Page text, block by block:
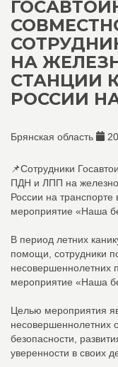
НА
СТАНЦИИ
РОССИИ
Брянская область
📌Сотрудники
ПДН и ЛПП на
России на
мероприятие «Наша
В период летних
помощи, сотрудники
несовершеннолетних
мероприятие «Наша
Целью мероприятия
несовершеннолетних
безопасности,
уверенности в своих